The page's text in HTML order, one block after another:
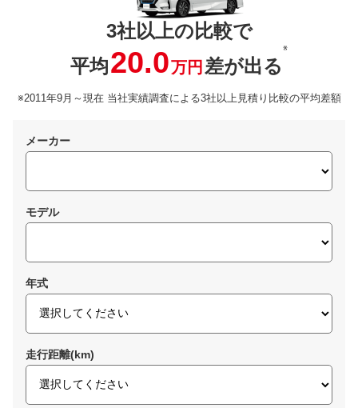
3社以上の比較で
平均20.0万円 差が出る
※
※2011年9月～現在 当社実績調査による3社以上見積り比較の平均差額
メーカー
モデル
年式
走行距離(km)